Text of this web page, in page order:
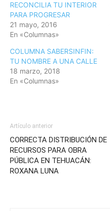
RECONCILIA TU INTERIOR
PARA PROGRESAR
21 mayo, 2016
En «Columnas»
COLUMNA SABERSINFIN:
TU NOMBRE A UNA CALLE
18 marzo, 2018
En «Columnas»
Artículo anterior
CORRECTA DISTRIBUCIÓN DE
RECURSOS PARA OBRA
PÚBLICA EN TEHUACÁN:
ROXANA LUNA